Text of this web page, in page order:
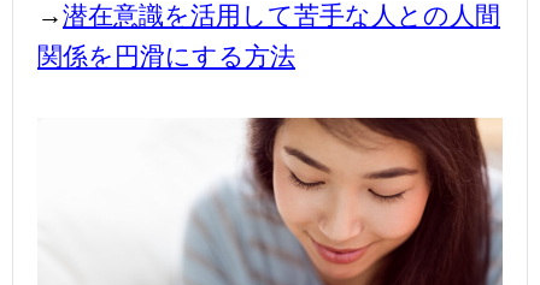
→潜在意識を活用して苦手な人との人間
関係を円滑にする方法